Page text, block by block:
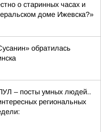
о старинных часах и
доме Ижевска?»
обратилась
– посты умных людей..
региональных